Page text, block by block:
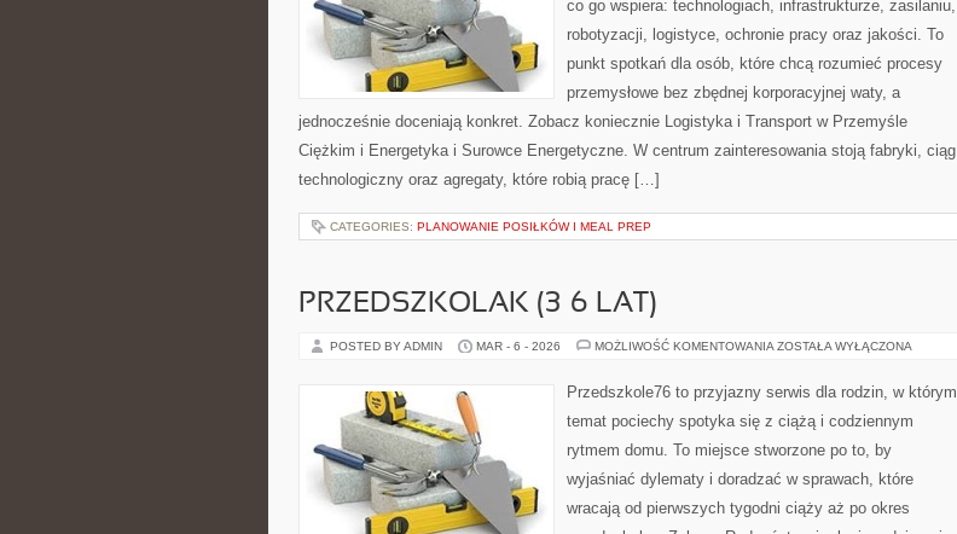
co go wspiera: technologiach, infrastrukturze, zasilaniu,
robotyzacji, logistyce, ochronie pracy oraz jakości. To
punkt spotkań dla osób, które chcą rozumieć procesy
przemysłowe bez zbędnej korporacyjnej waty, a
jednocześnie doceniają konkret. Zobacz koniecznie Logistyka i Transport w Przemyśle
Ciężkim i Energetyka i Surowce Energetyczne. W centrum zainteresowania stoją fabryki, ciąg
technologiczny oraz agregaty, które robią pracę […]
CATEGORIES: PLANOWANIE POSIŁKÓW I MEAL PREP
PRZEDSZKOLAK (3–6 LAT)
POSTED BY ADMIN MAR - 6 - 2026 MOŻLIWOŚĆ KOMENTOWANIA PRZEDSZKOLAK
LAT)
ZOSTAŁA WYŁĄCZONA
Przedszkole76 to przyjazny serwis dla rodzin, w którym
temat pociechy spotyka się z ciążą i codziennym
rytmem domu. To miejsce stworzone po to, by
wyjaśniać dylematy i doradzać w sprawach, które
wracają od pierwszych tygodni ciąży aż po okres